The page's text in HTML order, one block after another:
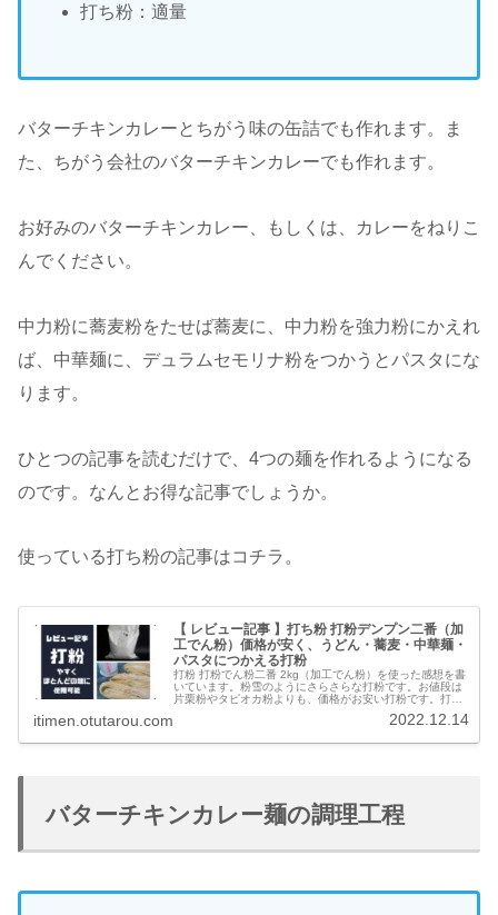
打ち粉：適量
バターチキンカレーとちがう味の缶詰でも作れます。ま
た、ちがう会社のバターチキンカレーでも作れます。
お好みのバターチキンカレー、もしくは、カレーをねりこ
んでください。
中力粉に蕎麦粉をたせば蕎麦に、中力粉を強力粉にかえれ
ば、中華麺に、デュラムセモリナ粉をつかうとパスタにな
ります。
ひとつの記事を読むだけで、4つの麺を作れるようになる
のです。なんとお得な記事でしょうか。
使っている打ち粉の記事はコチラ。
【 レビュー記事 】打ち粉 打粉デンプン二番（加
工でん粉）価格が安く、うどん・蕎麦・中華麺・
パスタにつかえる打粉
打粉 打粉でん粉二番 2kg（加工でん粉）を使った感想を書
いています。粉雪のようにさらさらな打粉です。お値段は
片栗粉やタピオカ粉よりも、価格がお安い打粉です。打粉
とんどの麺に打ち粉できます。そして、麺どおしがくっつ
itimen.otutarou.com 2022.12.14
バターチキンカレー麺の調理工程